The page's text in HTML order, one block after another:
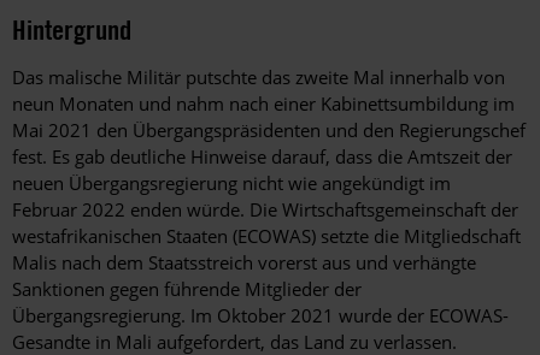
Hintergrund
Das malische Militär putschte das zweite Mal innerhalb von
neun Monaten und nahm nach einer Kabinettsumbildung im
Mai 2021 den Übergangspräsidenten und den Regierungschef
fest. Es gab deutliche Hinweise darauf, dass die Amtszeit der
neuen Übergangsregierung nicht wie angekündigt im
Februar 2022 enden würde. Die Wirtschaftsgemeinschaft der
westafrikanischen Staaten (ECOWAS) setzte die Mitgliedschaft
Malis nach dem Staatsstreich vorerst aus und verhängte
Sanktionen gegen führende Mitglieder der
Übergangsregierung. Im Oktober 2021 wurde der ECOWAS-
Gesandte in Mali aufgefordert, das Land zu verlassen.